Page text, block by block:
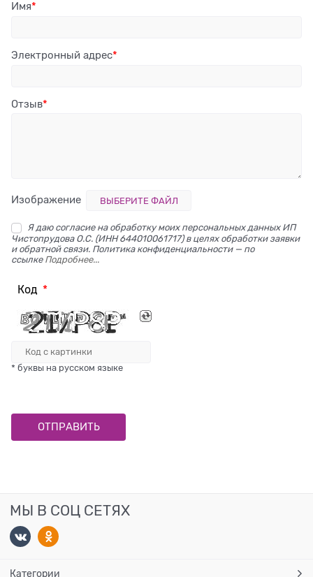
Имя
Электронный адрес
Отзыв
Изображение ВЫБЕРИТЕ ФАЙЛ
Я даю согласие на обработку моих персональных данных ИП
Чистопрудова О.С. (ИНН 644010061717) в целях обработки заявки
и обратной связи. Политика конфиденциальности — по
ссылке Подробнее...
Код
* буквы на русском языке
МЫ В СОЦ СЕТЯХ
Категории